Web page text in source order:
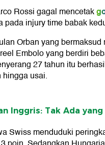
Rossi gagal mencetak
pada injury time babak
Orban yang
Embolo yang berdiri
27 tahun itu
hingga usai.
Inggris: Tak Ada
Swiss menduduki